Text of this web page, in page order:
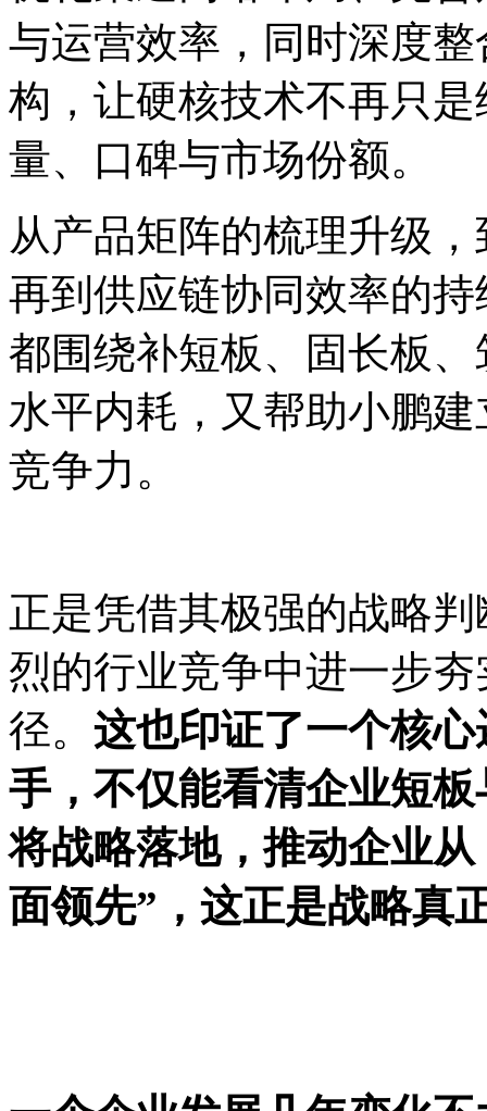
与运营效率，同时深度
构，让硬核技术不再只
量、口碑与市场份额。
从产品矩阵的梳理升级
再到供应链协同效率的
都围绕补短板、固长板
水平内耗，又帮助小鹏
竞争力。
正是凭借其极强的战略
烈的行业竞争中进一步
径。 这也印证了一个核
手，不仅能看清企业短
将战略落地，推动企业从
面领先”，这正是战略真